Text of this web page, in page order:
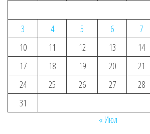
3
4 5 6 7
10
11 12 13 14
17
18 19 20 21
24
25 26 27 28
31
« Июл